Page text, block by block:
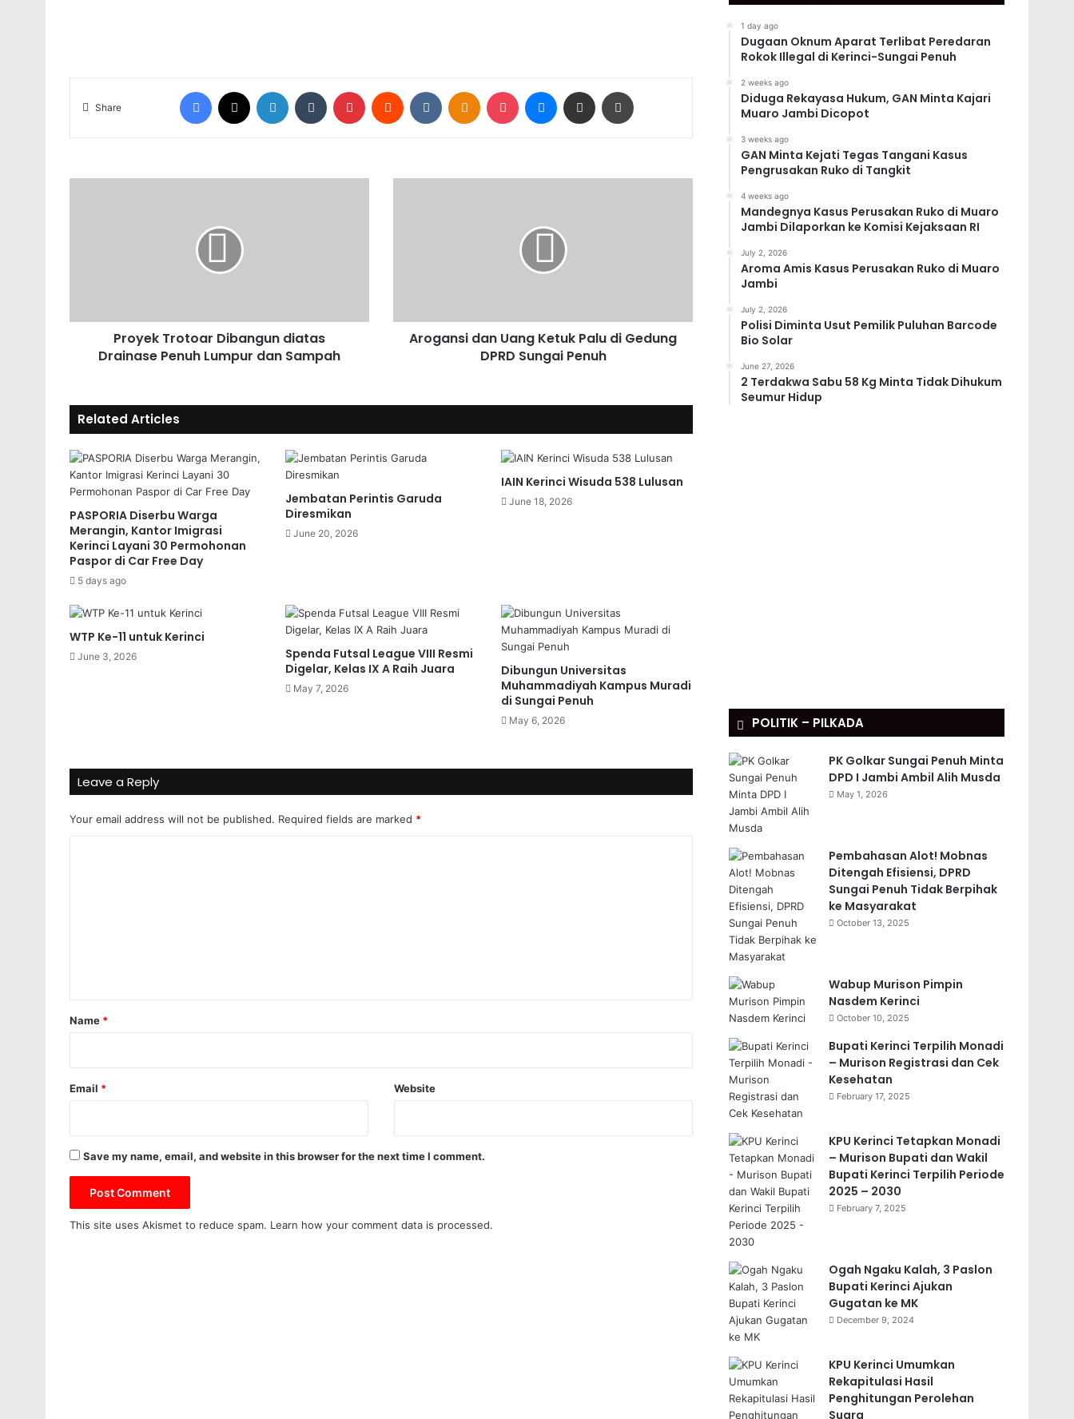
Share
Proyek Trotoar Dibangun diatas
Drainase Penuh Lumpur dan Sampah
Arogansi dan Uang Ketuk Palu di Gedung
DPRD Sungai Penuh
Related Articles
PASPORIA Diserbu Warga
Merangin, Kantor Imigrasi
Kerinci Layani 30 Permohonan
Paspor di Car Free Day
5 days ago
Jembatan Perintis Garuda
Diresmikan
June 20, 2026
IAIN Kerinci Wisuda 538 Lulusan
June 18, 2026
WTP Ke-11 untuk Kerinci
June 3, 2026
Spenda Futsal League VIII Resmi
Digelar, Kelas IX A Raih Juara
May 7, 2026
Dibungun Universitas
Muhammadiyah Kampus Muradi
di Sungai Penuh
May 6, 2026
Leave a Reply
Your email address will not be published. Required fields are marked *
*
Name *
Email * Website
Save my name, email, and website in this browser for the next time I comment.
This site uses Akismet to reduce spam. Learn how your comment data is processed.
1 day ago
Dugaan Oknum Aparat Terlibat Peredaran
Rokok Illegal di Kerinci-Sungai Penuh
2 weeks ago
Diduga Rekayasa Hukum, GAN Minta Kajari
Muaro Jambi Dicopot
3 weeks ago
GAN Minta Kejati Tegas Tangani Kasus
Pengrusakan Ruko di Tangkit
4 weeks ago
Mandegnya Kasus Perusakan Ruko di Muaro
Jambi Dilaporkan ke Komisi Kejaksaan RI
July 2, 2026
Aroma Amis Kasus Perusakan Ruko di Muaro
Jambi
July 2, 2026
Polisi Diminta Usut Pemilik Puluhan Barcode
Bio Solar
June 27, 2026
2 Terdakwa Sabu 58 Kg Minta Tidak Dihukum
Seumur Hidup
POLITIK – PILKADA
PK Golkar Sungai Penuh Minta
DPD I Jambi Ambil Alih Musda
May 1, 2026
Pembahasan Alot! Mobnas
Ditengah Efisiensi, DPRD
Sungai Penuh Tidak Berpihak
ke Masyarakat
October 13, 2025
Wabup Murison Pimpin
Nasdem Kerinci
October 10, 2025
Bupati Kerinci Terpilih Monadi
– Murison Registrasi dan Cek
Kesehatan
February 17, 2025
KPU Kerinci Tetapkan Monadi
– Murison Bupati dan Wakil
Bupati Kerinci Terpilih Periode
2025 – 2030
February 7, 2025
Ogah Ngaku Kalah, 3 Paslon
Bupati Kerinci Ajukan
Gugatan ke MK
December 9, 2024
KPU Kerinci Umumkan
Rekapitulasi Hasil
Penghitungan Perolehan
Suara